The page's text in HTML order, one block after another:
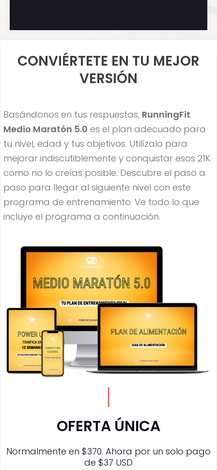
CONVIÉRTETE EN TU MEJOR
VERSIÓN
Basándonos en tus respuestas, RunningFit
Medio Maratón 5.0 es el plan adecuado para
tu nivel, edad y tus objetivos. Utilízalo para
mejorar indiscutiblemente y conquistar esos 21K
como no lo creías posible. Descubre el paso a
paso para llegar al siguiente nivel con este
programa de entrenamiento. Ve todo lo que
incluye el programa a continuación.
OFERTA ÚNICA
Normalmente en $370. Ahora por un solo pago
de $37 USD